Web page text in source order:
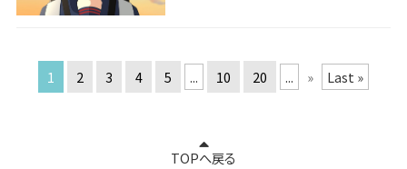
1 2 3 4 5 ... 10 20 ... » Last »
TOPへ戻る